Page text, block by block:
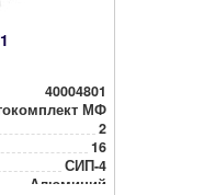
40004801
МФ
2
16
СИП-4
Алюминий